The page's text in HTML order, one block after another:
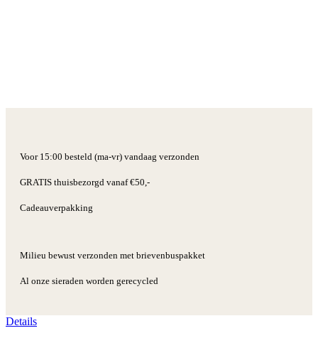
Voor 15:00 besteld (ma-vr) vandaag verzonden
GRATIS thuisbezorgd vanaf €50,-
Cadeauverpakking
Milieu bewust verzonden met brievenbuspakket
Al onze sieraden worden gerecycled
Details